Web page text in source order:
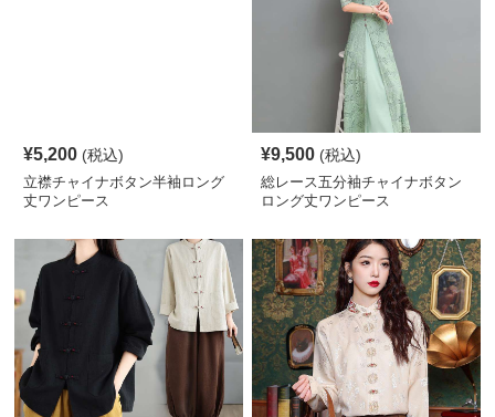
¥5,200 (税込)
立襟チャイナボタン半袖ロング
丈ワンピース
¥9,500 (税込)
総レース五分袖チャイナボタン
ロング丈ワンピース